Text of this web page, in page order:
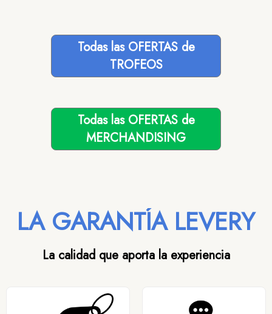
Todas las OFERTAS de
TROFEOS
Todas las OFERTAS de
MERCHANDISING
LA GARANTÍA LEVERY
La calidad que aporta la experiencia